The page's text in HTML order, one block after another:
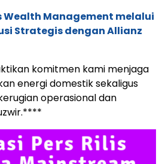
Wealth Management melalui
Strategis dengan Allianz
komitmen kami menjaga
energi domestik sekaligus
operasional dan